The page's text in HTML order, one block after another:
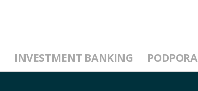
INVESTMENT BANKING PODPORA